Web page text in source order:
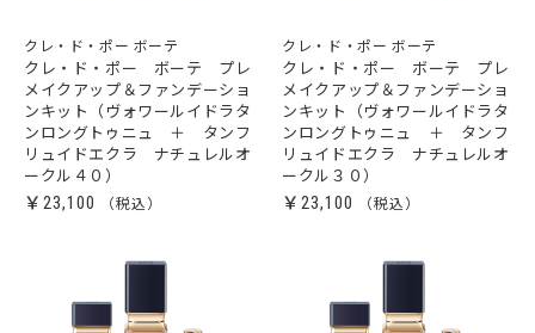
クレ・ド・ポー ボーテ
クレ・ド・ポー ボーテ プレ
メイクアップ＆ファンデーショ
ンキット（ヴォワールイドラタ
ンロングトゥニュ ＋ タンフ
リュイドエクラ ナチュレルオ
ークル４０）
￥23,100
クレ・ド・ポー ボーテ
クレ・ド・ポー ボーテ プレ
メイクアップ＆ファンデーショ
ンキット（ヴォワールイドラタ
ンロングトゥニュ ＋ タンフ
リュイドエクラ ナチュレルオ
ークル３０）
￥23,100